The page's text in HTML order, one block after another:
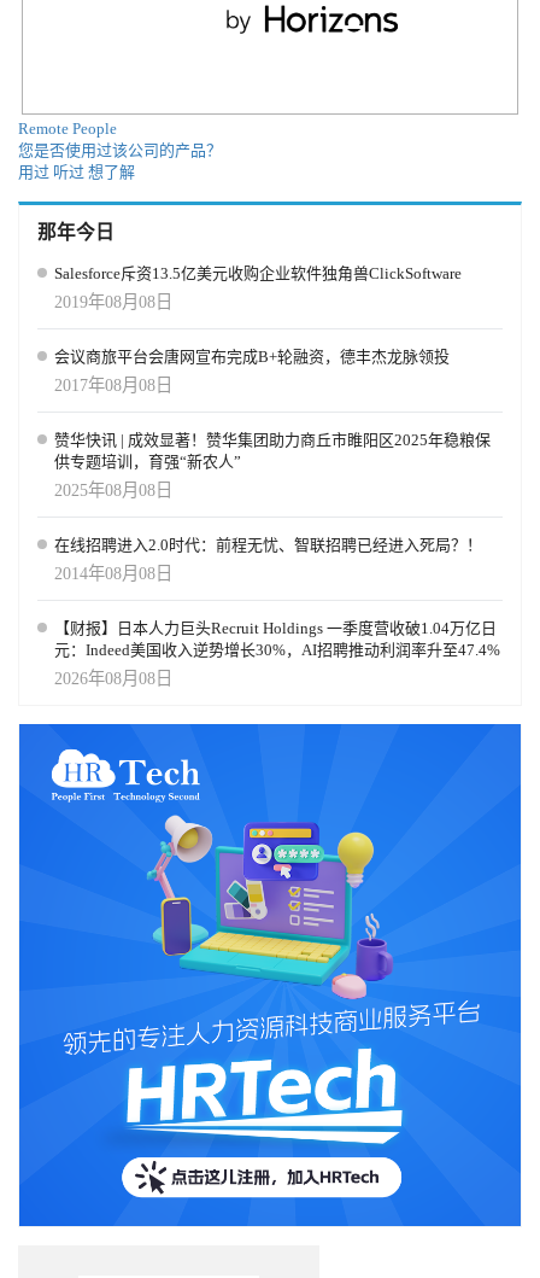
Remote People
您是否使用过该公司的产品？
用过 听过 想了解
那年今日
Salesforce斥资13.5亿美元收购企业软件独角兽ClickSoftware
2019年08月08日
会议商旅平台会唐网宣布完成B+轮融资，德丰杰龙脉领投
2017年08月08日
赞华快讯 | 成效显著！赞华集团助力商丘市睢阳区2025年稳粮保
供专题培训，育强“新农人”
2025年08月08日
在线招聘进入2.0时代：前程无忧、智联招聘已经进入死局？！
2014年08月08日
【财报】日本人力巨头Recruit Holdings 一季度营收破1.04万亿日
元：Indeed美国收入逆势增长30%，AI招聘推动利润率升至47.4%
2026年08月08日